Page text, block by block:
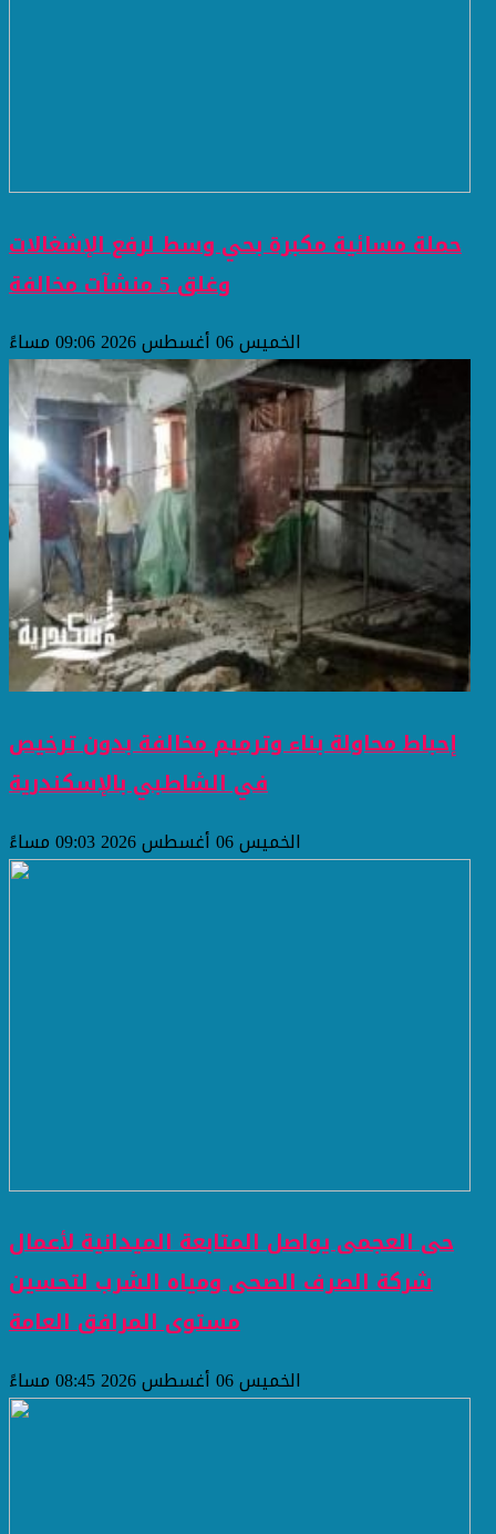
حملة مسائية مكبرة بحي وسط لرفع الإشغالات
وغلق 5 منشآت مخالفة
الخميس 06 أغسطس 2026 09:06 مساءً
إحباط محاولة بناء وترميم مخالفة بدون ترخيص
في الشاطبي بالإسكندرية
الخميس 06 أغسطس 2026 09:03 مساءً
حى العجمى يواصل المتابعة الميدانية لأعمال
شركة الصرف الصحى ومياه الشرب لتحسين
مستوى المرافق العامة
الخميس 06 أغسطس 2026 08:45 مساءً